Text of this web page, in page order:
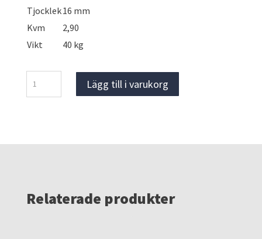
Tjocklek16 mm
Kvm
2,90
Vikt
40 kg
HeavyDuty
Lägg till i varukorg
Relaterade produkter